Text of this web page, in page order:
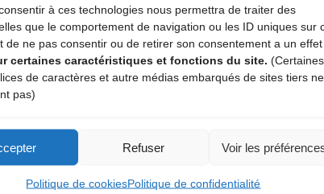
à ces technologies nous permettra de traiter des
que le comportement de navigation ou les ID uniques sur
de ne pas consentir ou de retirer son consentement a un effet
certaines caractéristiques et fonctions du site. (Certaines
de caractères et autre médias embarqués de sites tiers ne
pas)
Refuser Voir les
Politique de cookiesPolitique de confidentialité
Soirée « La terre, les paysans, des auteurs »
sont indiqués avec*